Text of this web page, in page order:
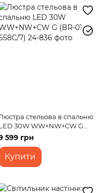
стельова в спальню
30W WW+NW+CW G
01 658С/7)
599 грн
Купити